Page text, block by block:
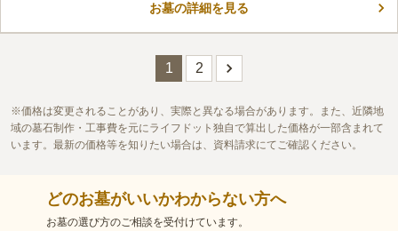
銘石が並ぶ墓所はまさに圧巻です。都心にありながら、広々とし
この霊園はまだ誰からも評価されていません。
お墓の詳細を見る
1 2
価格は変更されることがあり、実際と異なる場合があります。また、近隣地
域の墓石制作・工事費を元にライフドット独自で算出した価格が一部含まれて
います。最新の価格等を知りたい場合は、資料請求にてご確認ください。
どのお墓がいいかわからない方へ
お墓の選び方のご相談を受付けています。